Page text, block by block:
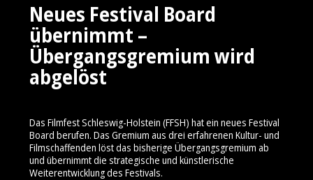
Neues Festival Board
übernimmt –
Übergangsgremium wird
abgelöst
Das Filmfest Schleswig-Holstein (FFSH) hat ein neues Festival
Board berufen. Das Gremium aus drei erfahrenen Kultur- und
Filmschaffenden löst das bisherige Übergangsgremium ab
und übernimmt die strategische und künstlerische
Weiterentwicklung des Festivals.